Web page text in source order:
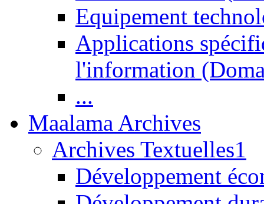
Equipement
Applications
l'information
...
Maalama Archives
Archives Textuelles1
Développement